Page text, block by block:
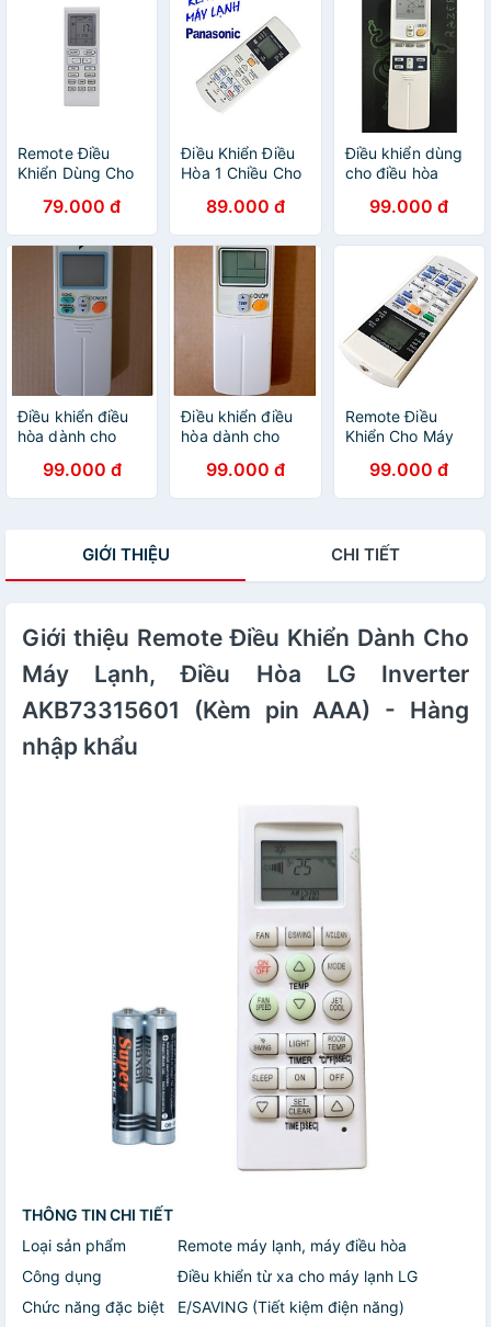
Remote Điều
Khiển Dùng Cho
Hàng chính hãng
79.000 đ
Điều Khiển Điều
Hòa 1 Chiều Cho
Hàng chính hãng
89.000 đ
Điều khiển dùng
cho điều hòa
cũ - Hàng nhập
khẩu
99.000 đ
Điều khiển điều
hòa dành cho
Hàng chính hãng
99.000 đ
Điều khiển điều
hòa dành cho
các dòng Daikin
ATKA ATKQ
99.000 đ
Remote Điều
Khiển Cho Máy
Panasonic
Inverter
A75C3708 -
99.000 đ
GIỚI THIỆU CHI TIẾT
Giới thiệu Remote Điều Khiển Dành Cho
Máy Lạnh, Điều Hòa LG Inverter
AKB73315601 (Kèm pin AAA) - Hàng
nhập khẩu
THÔNG TIN CHI TIẾT
Loại sản phẩm
Remote máy lạnh, máy điều hòa
Công dụng
Điều khiển từ xa cho máy lạnh LG
Chức năng đặc biệt
E/SAVING (Tiết kiệm điện năng)